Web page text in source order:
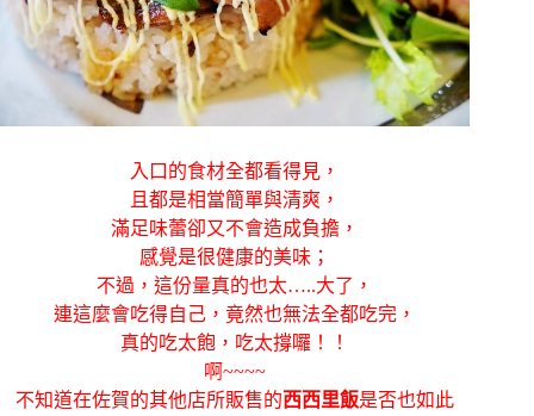
入口的食材全都看得見，
且都是相當簡單與清爽，
滿足味蕾卻又不會造成負擔，
感覺是很健康的美味；
不過，這份量真的也太…..大了，
連這麼會吃得自己，竟然也無法全都吃完，
真的吃太飽，吃太撐囉！！
啊~~~~
不知道在佐賀的其他店所販售的西西里飯是否也如此